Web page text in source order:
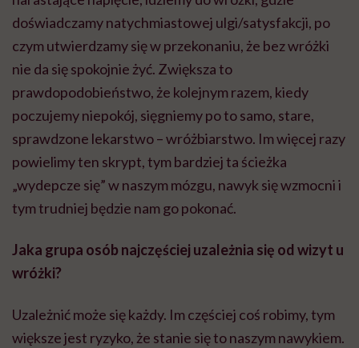
doświadczamy natychmiastowej ulgi/satysfakcji, po
czym utwierdzamy się w przekonaniu, że bez wróżki
nie da się spokojnie żyć. Zwiększa to
prawdopodobieństwo, że kolejnym razem, kiedy
poczujemy niepokój, sięgniemy po to samo, stare,
sprawdzone lekarstwo – wróżbiarstwo. Im więcej razy
powielimy ten skrypt, tym bardziej ta ścieżka
„wydepcze się” w naszym mózgu, nawyk się wzmocni i
tym trudniej będzie nam go pokonać.
Jaka grupa osób najczęściej uzależnia się od wizyt u
wróżki?
Uzależnić może się każdy. Im częściej coś robimy, tym
większe jest ryzyko, że stanie się to naszym nawykiem.